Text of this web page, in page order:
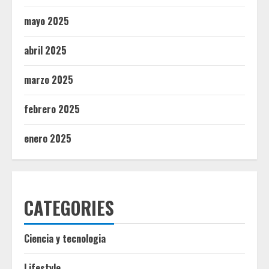
mayo 2025
abril 2025
marzo 2025
febrero 2025
enero 2025
CATEGORIES
Ciencia y tecnologia